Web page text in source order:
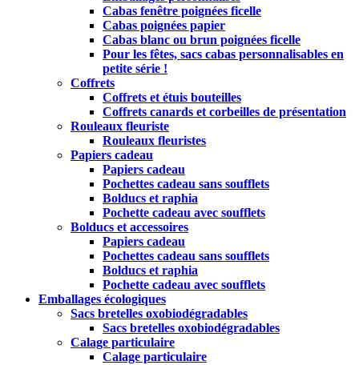
Cabas fenêtre poignées ficelle
Cabas poignées papier
Cabas blanc ou brun poignées ficelle
Pour les fêtes, sacs cabas personnalisables en
petite série !
Coffrets
Coffrets et étuis bouteilles
Coffrets canards et corbeilles de présentation
Rouleaux fleuriste
Rouleaux fleuristes
Papiers cadeau
Papiers cadeau
Pochettes cadeau sans soufflets
Bolducs et raphia
Pochette cadeau avec soufflets
Bolducs et accessoires
Papiers cadeau
Pochettes cadeau sans soufflets
Bolducs et raphia
Pochette cadeau avec soufflets
Emballages écologiques
Sacs bretelles oxobiodégradables
Sacs bretelles oxobiodégradables
Calage particulaire
Calage particulaire